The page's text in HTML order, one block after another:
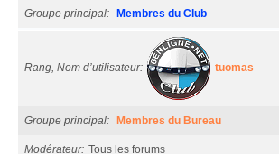
Groupe principal Membres du Club
Rang, Nom d’utilisateur tuomas
Groupe principal Membres du Bureau
Modérateur Tous les forums